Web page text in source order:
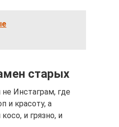
старых
Инстаграм, где
и красоту, а
и грязно, и